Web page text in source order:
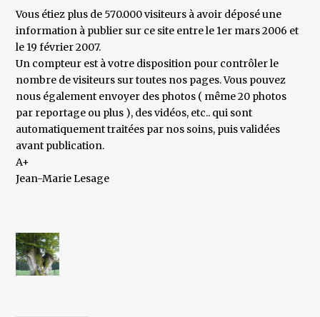
Vous étiez plus de 570.000 visiteurs à avoir déposé une
information à publier sur ce site entre le 1er mars 2006 et
le 19 février 2007.
Un compteur est à votre disposition pour contrôler le
nombre de visiteurs sur toutes nos pages. Vous pouvez
nous également envoyer des photos ( même 20 photos
par reportage ou plus ), des vidéos, etc.. qui sont
automatiquement traitées par nos soins, puis validées
avant publication.
A+
Jean-Marie Lesage